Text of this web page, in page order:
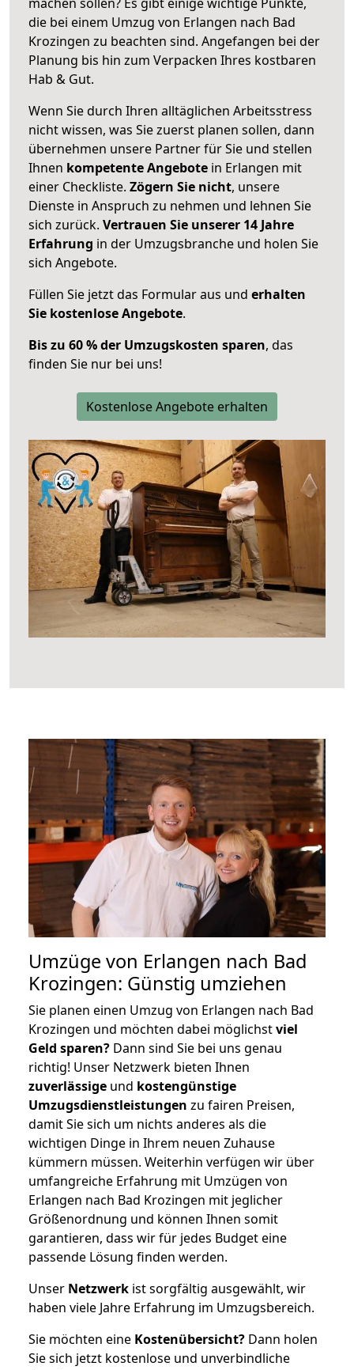
die bei einem Umzug von Erlangen nach Bad
Krozingen zu beachten sind. Angefangen bei der
Planung bis hin zum Verpacken Ihres kostbaren
Hab & Gut.
Wenn Sie durch Ihren alltäglichen Arbeitsstress
nicht wissen, was Sie zuerst planen sollen, dann
übernehmen unsere Partner für Sie und stellen
Ihnen kompetente Angebote in Erlangen mit
einer Checkliste. Zögern Sie nicht, unsere
Dienste in Anspruch zu nehmen und lehnen Sie
sich zurück. Vertrauen Sie unserer 14 Jahre
Erfahrung in der Umzugsbranche und holen Sie
sich Angebote.
Füllen Sie jetzt das Formular aus und erhalten
Sie kostenlose Angebote.
Bis zu 60 % der Umzugskosten sparen, das
finden Sie nur bei uns!
Kostenlose Angebote erhalten
Umzüge von Erlangen nach Bad
Krozingen: Günstig umziehen
Sie planen einen Umzug von Erlangen nach Bad
Krozingen und möchten dabei möglichstviel
Geld sparen? Dann sind Sie bei uns genau
richtig! Unser Netzwerk bieten Ihnen
zuverlässige und kostengünstige
Umzugsdienstleistungen zu fairen Preisen,
damit Sie sich um nichts anderes als die
wichtigen Dinge in Ihrem neuen Zuhause
kümmern müssen. Weiterhin verfügen wir über
umfangreiche Erfahrung mit Umzügen von
Erlangen nach Bad Krozingen mit jeglicher
Größenordnung und können Ihnen somit
garantieren, dass wir für jedes Budget eine
passende Lösung finden werden.
Unser Netzwerk ist sorgfältig ausgewählt, wir
haben viele Jahre Erfahrung im Umzugsbereich.
Sie möchten eine Kostenübersicht? Dann holen
Sie sich jetzt kostenlose und unverbindliche